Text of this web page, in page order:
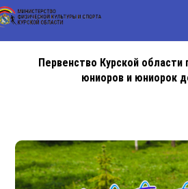
Первенство Курской области
юниоров и юниорок